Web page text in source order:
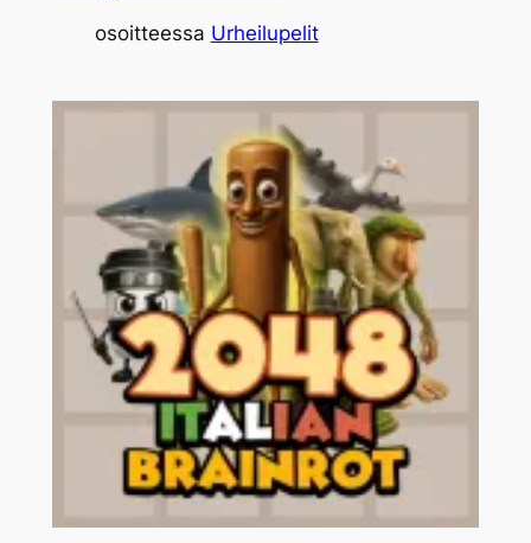
osoitteessa Urheilupelit